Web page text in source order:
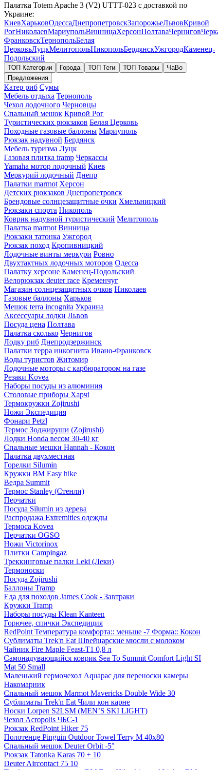
Палатка Totem Apache 3 (V2) UTTT-023 с доставкой по
Украине:
КиевХарьковОдессаДнепропетровскЗапорожьеЛьвовКривой
РогНиколаевМариупольВинницаХерсонПолтаваЧернигов
ФранковскТернопольБелая
ЦерковьЛуцкМелитопольНикопольБердянскУжгородКаменец-
Подольский
ТОП Категории Города ТОП Теги ТОП Товары
ЧаВо
Предложения
Катер риб Сумы
Мебель отдыха Тернополь
Чехол лодочного Черновцы
Спальный мешок Кривой Рог
Туристических рюкзаков Белая Церковь
Походные газовые баллоны Мариуполь
Рюкзак надувной Бердянск
Мебель туризма Луцк
Газовая плитка tramp Черкассы
Yamaha мотор лодочный Киев
Меркурий лодочный Днепр
Палатки marmot Херсон
Детских рюкзаков Днепропетровск
Брендовые солнцезащитные очки Хмельницкий
Рюкзаки спорта Никополь
Коврик надувной туристический Мелитополь
Палатка marmot Винница
Рюкзаки татонка Ужгород
Рюкзак поход Кропивницкий
Лодочные винты меркури Ровно
Двухтактных лодочных моторов Одесса
Палатку херсоне Каменец-Подольский
Велорюкзак deuter race Кременчуг
Магазин солнцезащитных очков Николаев
Газовые баллоны Харьков
Мешок terra incognita Украина
Аксессуары лодки Львов
Посуда цена Полтава
Палатка сколько Чернигов
Лодку риб Днепродзержинск
Палатки терра инкогнита Ивано-Франковск
Воды туристов Житомир
Лодочные моторы с карбюратором на газе
Резаки Kovea
Наборы посуды из алюминия
Столовые приборы Харчі
Термокружки Zojirushi
Ножи Экспедиция
Фонари Petzl
Термос Зоджируши (Zojirushi)
Лодки Honda весом 30-40 кг
Спальные мешки Hannah - Кокон
Палатка двухместная
Горелки Silumin
Кружки BM Easy hike
Ведра Summit
Термос Stanley (Стенли)
Перчатки
Посуда Silumin из дерева
Распродажа Extremities одежды
Термоса Kovea
Перчатки OGSO
Ножи Victorinox
Плитки Campingaz
Треккинговые палки Leki (Леки)
Термоноски
Посуда Zojirushi
Баллоны Tramp
Еда для походов James Cook - Завтраки
Кружки Tramp
Наборы посуды Klean Kanteen
Горючее, спички Экспедиция
RedPoint Температура комфорта:: меньше -7 Форма:: Кокон
Сублиматы Trek'n Eat Швейцарские мюсли с молоком
Чайник Fire Maple Feast-Т1 0,8 л
Самонадувающийся коврик Sea To Summit Comfort Light SI
Mat 50 Small
Маленький гермочехол Aquapac для переноски камеры
Накомарник
Спальный мешок Marmot Mavericks Double Wide 30
Сублиматы Trek'n Eat Чили кон карне
Носки Lorpen S2LSM (MEN’S SKI LIGHT)
Чехол Acropolis ЧБС-1
Рюкзак RedPoint Hiker 75
Полотенце Pinguin Outdoor Towel Terry M 40х80
Спальный мешок Deuter Orbit -5°
Рюкзак Tatonka Karas 70 + 10
Deuter Aircontact 75 10